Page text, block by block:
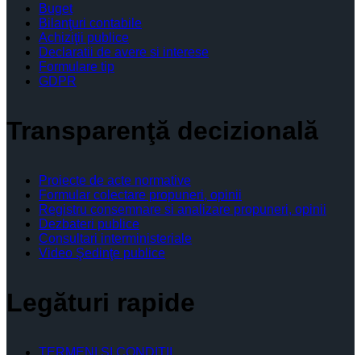
Buget
Bilanţuri contabile
Achiziţii publice
Declaratii de avere si interese
Formulare tip
GDPR
Transparenţă decizională
Proiecte de acte normative
Formular colectare propuneri, opinii
Registru consemnare si analizare propuneri, opinii
Dezbateri publice
Consultari interministeriale
Video Şedinţe publice
Legături rapide
TERMENI ŞI CONDIŢII